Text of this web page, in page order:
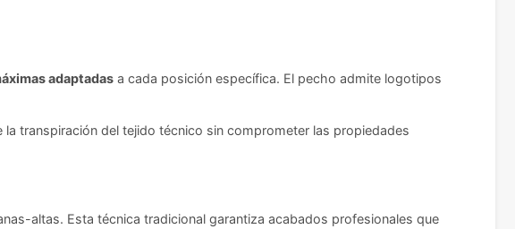
adaptadas a cada posición específica. El pecho admite logotipos
transpiración del tejido técnico sin comprometer las propiedades
altas. Esta técnica tradicional garantiza acabados profesionales que